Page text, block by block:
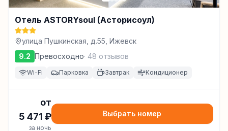
Отель ASTORYsoul (Асторисоул)
улица Пушкинская, д.55, Ижевск
9.2 Превосходно· 48 отзывов
Wi-Fi Парковка Завтрак Кондиционер
от
5 471 ₽
за ночь
Выбрать номер